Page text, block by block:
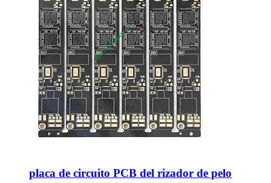
placa de circuito PCB del rizador de pelo